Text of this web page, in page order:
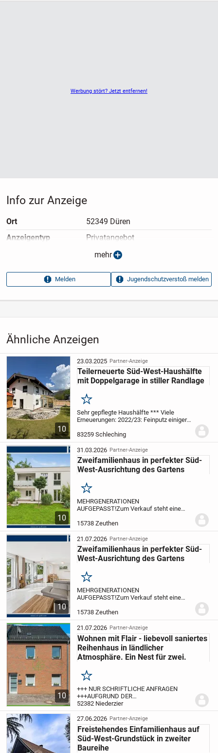
Werbung stört? Jetzt entfernen!
Ähnliche Anzeigen
10
23.03.2025 Partner-Anzeige
Teilerneuerte Süd-West-Haushälfte
mit Doppelgarage in stiller Randlage
Merken
Sehr gepflegte Haushälfte *** Viele
Erneuerungen: 2022/23: Feinputz einiger
Vinylparkett 3 Schlafzi.+ Küchenscheiben
West + Außenanlagen (Neuer
Hauswasseranschluss;...
83259 Schleching
10
31.03.2026 Partner-Anzeige
Zweifamilienhaus in perfekter Süd-
West-Ausrichtung des Gartens
Merken
MEHRGENERATIONEN
AUFGEPASST!Zum Verkauf steht eine
welches im modernen Bauhaus-Stil
errichtet wurde. Die Immobilie befindet
sich in naturnaher Lage von Zeuthen
und...
15738 Zeuthen
10
21.07.2026 Partner-Anzeige
Zweifamilienhaus in perfekter Süd-
West-Ausrichtung des Gartens
Merken
MEHRGENERATIONEN
AUFGEPASST!Zum Verkauf steht eine
welches im modernen Bauhaus-Stil
errichtet wurde. Die Immobilie befindet
sich in naturnaher Lage von Zeuthen
und...
15738 Zeuthen
10
21.07.2026 Partner-Anzeige
Wohnen mit Flair - liebevoll saniertes
Reihenhaus in ländlicher
Atmosphäre. Ein Nest für zwei.
Merken
+++ NUR SCHRIFTLICHE ANFRAGEN
+++AUFGRUND DER
DATENSCHUTZGRUNDVERORDNUNG
SCHICKEN SIE UNS BITTE ZUNÄCHST
EINE SCHRIFTLICHE ANFRAGE PER E-
MAIL MIT IHREN VOLLSTÄNDIGEN
KONTAKTDATEN. WIR WERDEN SIE...
52382 Niederzier
27.06.2026 Partner-Anzeige
Freistehendes Einfamilienhaus auf
Süd-West-Grundstück in zweiter
Baureihe
Info zur Anzeige
Ort
52349 Düren
Anzeigen­typ
Privatangebot
13.05.2026
Aufrufe dieser
16
mehr
Melden Jugendschutzverstoß melden